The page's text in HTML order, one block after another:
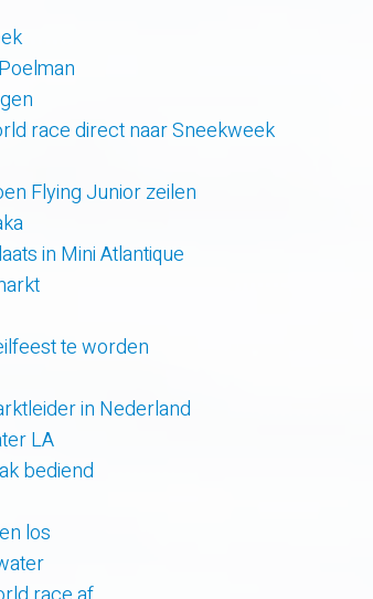
race direct naar Sneekweek
Flying Junior zeilen
in Mini Atlantique
te worden
in Nederland
LA
bediend
los